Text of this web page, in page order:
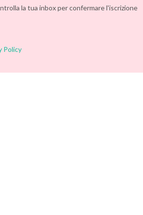
la tua inbox per confermare l'iscrizione
Policy